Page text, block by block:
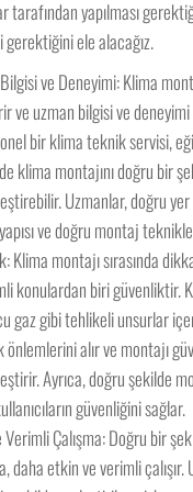
tarafından yapılması
ele alacağız.
ve Deneyimi: Klima
ve uzman bilgisi ve
bir klima teknik servisi,
klima montajını doğru bir
Uzmanlar, doğru
ve doğru montaj
Klima montajı sırasında
konulardan biri güvenliktir.
gaz gibi tehlikeli unsurlar
önlemlerini alır ve montajı
Ayrıca, doğru şekilde
güvenliğini sağlar.
Verimli Çalışma: Doğru bir
daha etkin ve verimli çalışır.